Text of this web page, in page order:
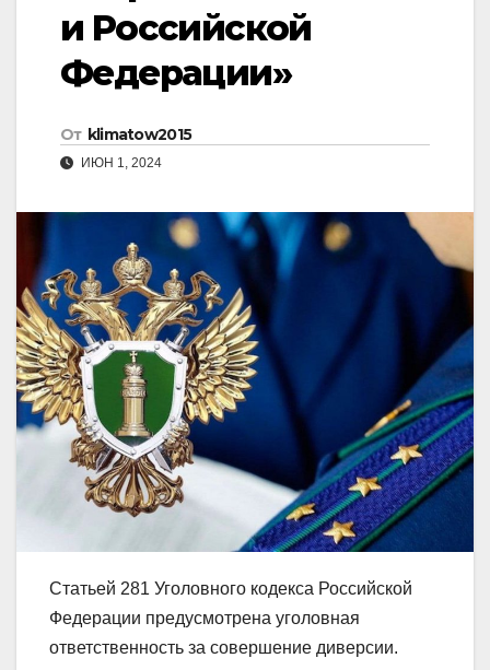
и Российской
Федерации»
От klimatow2015
ИЮН 1, 2024
Статьей 281 Уголовного кодекса Российской
Федерации предусмотрена уголовная
ответственность за совершение диверсии.